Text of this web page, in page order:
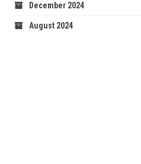
December 2024
August 2024